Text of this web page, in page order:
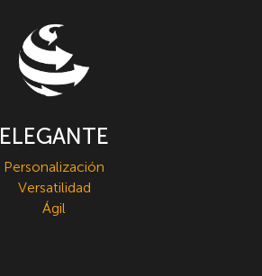
ELEGANTE
Personalización
Versatilidad
Ágil